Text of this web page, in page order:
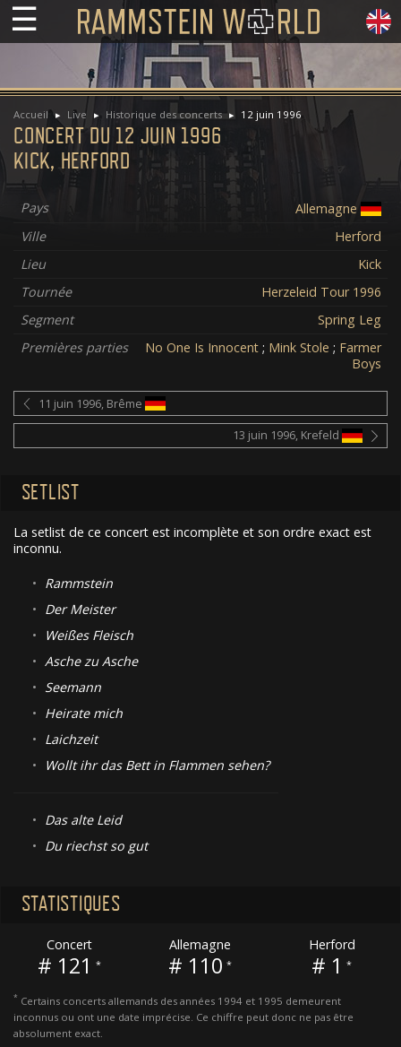
☰
Accueil Live Historique des concerts 12 juin 1996
CONCERT DU 12 JUIN 1996
KICK, HERFORD
Pays
Allemagne
Ville
Herford
Lieu
Kick
Tournée
Herzeleid Tour 1996
Segment
Spring Leg
Premières parties
No One Is Innocent; Mink Stole ; Farmer
Boys
11 juin 1996, Brême
13 juin 1996, Krefeld
SETLIST
La setlist de ce concert est incomplète et son ordre exact est
inconnu.
• Rammstein
• Der Meister
•
Weißes Fleisch
• Asche zu Asche
• Seemann
• Heirate mich
• Laichzeit
•
Wollt ihr das Bett in Flammen sehen?
• Das alte Leid
• Du riechst so gut
STATISTIQUES
Concert
# 121 *
Allemagne
# 110 *
Herford
# 1 *
* Certains concerts allemands des années 1994 et 1995 demeurent
inconnus ou ont une date imprécise. Ce chiffre peut donc ne pas être
absolument exact.